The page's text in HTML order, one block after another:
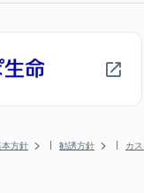
方針 勧誘方針 カ